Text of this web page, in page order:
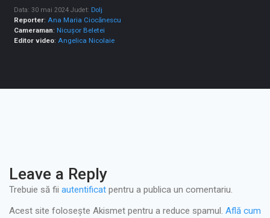
Data: 30 mai 2024 Judet: Dolj
Reporter:Ana Maria Ciocănescu
Cameraman: Nicușor Beletei
Editor video:Angelica Nicolaie
Leave a Reply
Trebuie să fii autentificat pentru a publica un comentariu.
Acest site folosește Akismet pentru a reduce spamul. Află cum